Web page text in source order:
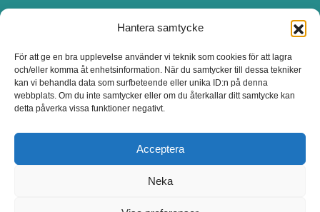
Hantera samtycke
För att ge en bra upplevelse använder vi teknik som cookies för att lagra
och/eller komma åt enhetsinformation. När du samtycker till dessa tekniker
kan vi behandla data som surfbeteende eller unika ID:n på denna
webbplats. Om du inte samtycker eller om du återkallar ditt samtycke kan
detta påverka vissa funktioner negativt.
Acceptera
Neka
OM FRISÖRSÖK
UPPDATERA SALONG